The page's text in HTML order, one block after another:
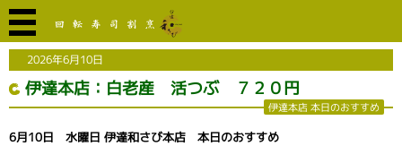
2026年6月10日
伊達本店：白老産 活つぶ ７２０円
伊達本店 本日のおすすめ
6月10日 水曜日 伊達和さび本店 本日のおすすめ